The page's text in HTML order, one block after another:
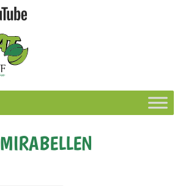
MIRABELLEN